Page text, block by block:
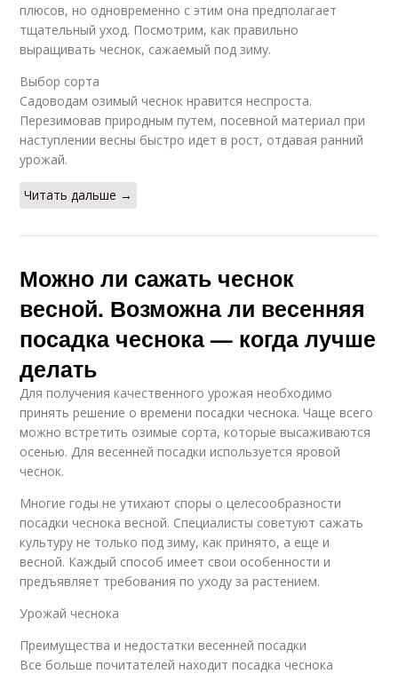
плюсов, но одновременно с этим она предполагает
тщательный уход. Посмотрим, как правильно
выращивать чеснок, сажаемый под зиму.
Выбор сорта
Садоводам озимый чеснок нравится неспроста.
Перезимовав природным путем, посевной материал при
наступлении весны быстро идет в рост, отдавая ранний
урожай.
Читать дальше →
Можно ли сажать чеснок
весной. Возможна ли весенняя
посадка чеснока — когда лучше
делать
Для получения качественного урожая необходимо
принять решение о времени посадки чеснока. Чаще всего
можно встретить озимые сорта, которые высаживаются
осенью. Для весенней посадки используется яровой
чеснок.
Многие годы не утихают споры о целесообразности
посадки чеснока весной. Специалисты советуют сажать
культуру не только под зиму, как принято, а еще и
весной. Каждый способ имеет свои особенности и
предъявляет требования по уходу за растением.
Урожай чеснока
Преимущества и недостатки весенней посадки
Все больше почитателей находит посадка чеснока